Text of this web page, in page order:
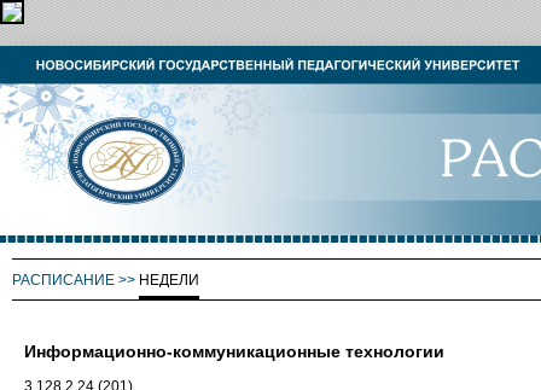
РАСПИСАНИЕ >> НЕДЕЛИ
Информационно-коммуникационные технологии
3.128.2.24 (201)